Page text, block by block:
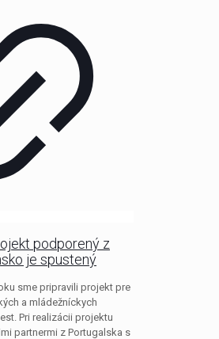
podporený z
je spustený
sme pripravili projekt pre
a mládežníckych
Pri realizácii projektu
partnermi z Portugalska s